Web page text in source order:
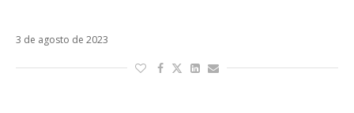
3 de agosto de 2023